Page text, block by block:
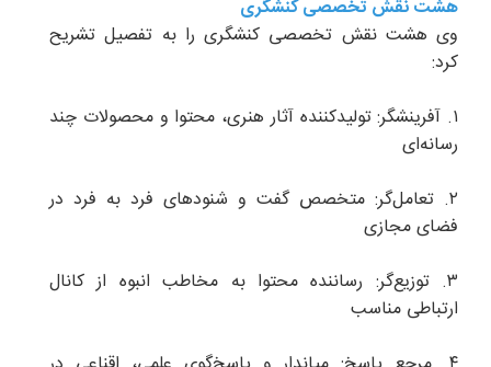
هشت نقش تخصصی کنشگری
وی هشت نقش تخصصی کنشگری را به تفصیل تشریح
کرد:
۱. آفرینشگر: تولیدکننده آثار هنری، محتوا و محصولات چند
رسانه‌ای
۲. تعامل‌گر: متخصص گفت و شنودهای فرد به فرد در
فضای مجازی
۳. توزیع‌گر: رساننده محتوا به مخاطب انبوه از کانال
ارتباطی مناسب